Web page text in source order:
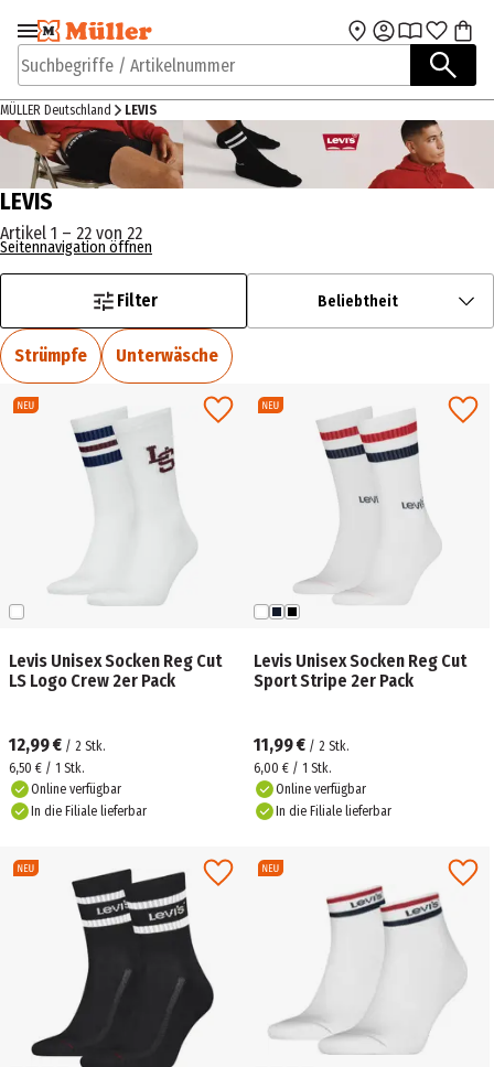
Zur Navigation
springen
Zum Hauptinhalt
Suchbegriffe / Artikelnummer
MÜLLER Deutschland LEVIS
LEVIS
Artikel 1 – 22 von 22
Seitennavigation öffnen
Filter Beliebtheit
Strümpfe Unterwäsche
Levis Unisex Socken Reg Cut
LS Logo Crew 2er Pack
12,99 € / 2 Stk.
6,50 € / 1 Stk.
Online verfügbar
In die Filiale lieferbar
Levis Unisex Socken Reg Cut
Sport Stripe 2er Pack
11,99 € / 2 Stk.
6,00 € / 1 Stk.
Online verfügbar
In die Filiale lieferbar